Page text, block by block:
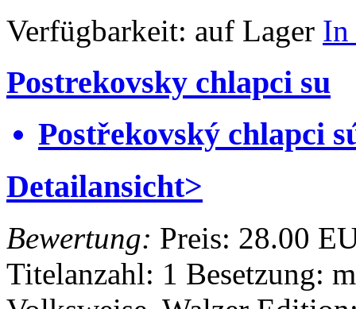
Verfügbarkeit: auf Lager In
Postrekovsky chlapci su
Postřekovský chlapci
Detailansicht>
Bewertung: Preis: 28.00
Titelanzahl: 1 Besetzung: